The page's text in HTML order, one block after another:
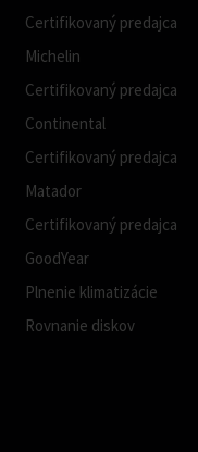
Certifikovaný predajca
Michelin
Certifikovaný predajca
Continental
Certifikovaný predajca
Matador
Certifikovaný predajca
GoodYear
Plnenie klimatizácie
Rovnanie diskov